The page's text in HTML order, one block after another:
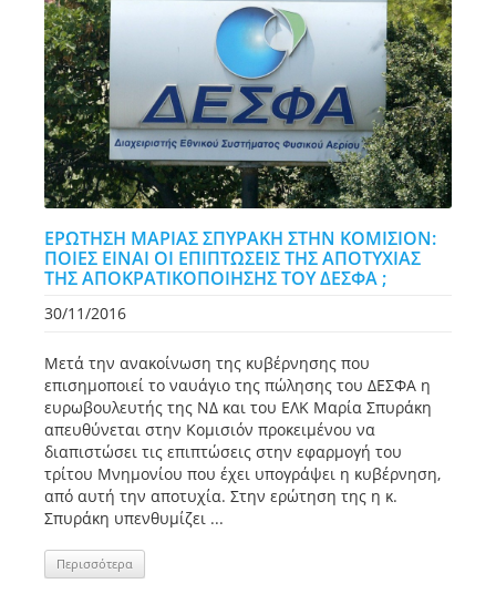
ΕΡΩΤΗΣΗ ΜΑΡΙΑΣ ΣΠΥΡΑΚΗ ΣΤΗΝ ΚΟΜΙΣΙΟΝ:
ΠΟΙΕΣ ΕΙΝΑΙ ΟΙ ΕΠΙΠΤΩΣΕΙΣ ΤΗΣ ΑΠΟΤΥΧΙΑΣ
ΤΗΣ ΑΠΟΚΡΑΤΙΚΟΠΟΙΗΣΗΣ ΤΟΥ ΔΕΣΦΑ ;
30/11/2016
Μετά την ανακοίνωση της κυβέρνησης που
επισημοποιεί το ναυάγιο της πώλησης του ΔΕΣΦΑ η
ευρωβουλευτής της ΝΔ και του ΕΛΚ Μαρία Σπυράκη
απευθύνεται στην Κομισιόν προκειμένου να
διαπιστώσει τις επιπτώσεις στην εφαρμογή του
τρίτου Μνημονίου που έχει υπογράψει η κυβέρνηση,
από αυτή την αποτυχία. Στην ερώτηση της η κ.
Σπυράκη υπενθυμίζει ...
Περισσότερα